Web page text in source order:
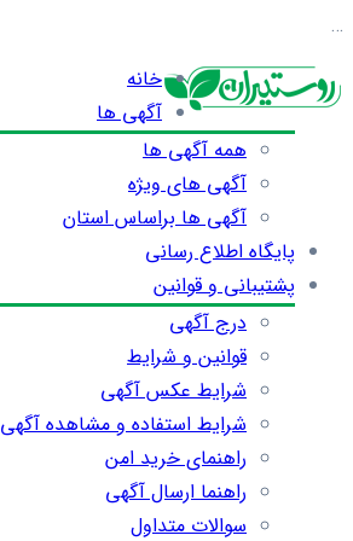
…
خانه
آگهی ها
همه آگهی ها
آگهی های ویژه
آگهی ها براساس استان
پایگاه اطلاع رسانی
پشتیبانی و قوانین
درج آگهی
قوانین و شرایط
شرایط عکس آگهی
شرایط استفاده و مشاهده آگهی
راهنمای خرید امن
راهنما ارسال آگهی
سوالات متداول